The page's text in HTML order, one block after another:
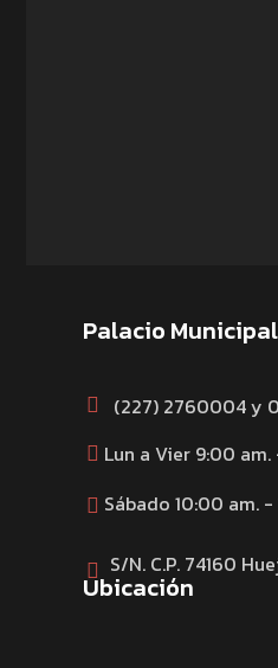
Palacio Municipal
(227) 2760004 y
Lun a Vier 9:00
Sábado 10:00 am. -
S/N. C.P. 74160
Ubicación